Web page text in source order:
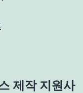
제작 지원사